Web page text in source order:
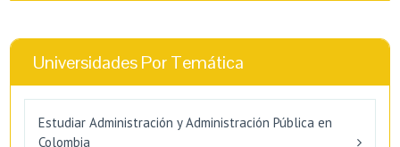
Universidades Por Temática
Estudiar Administración y Administración Pública en
Colombia